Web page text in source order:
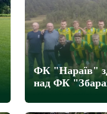
ФК "Нараїв"
над ФК